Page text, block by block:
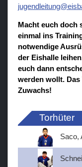
Macht euch doch
einmal ins
notwendige
der Eishalle
euch dann
werden wollt.
Zuwachs!
Torhüter
Saco,